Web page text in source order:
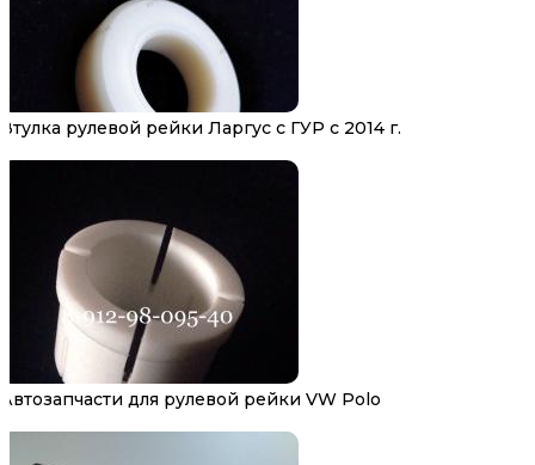
Втулка рулевой рейки Ларгус с ГУР с 2014 г.
Автозапчасти для рулевой рейки VW Polo